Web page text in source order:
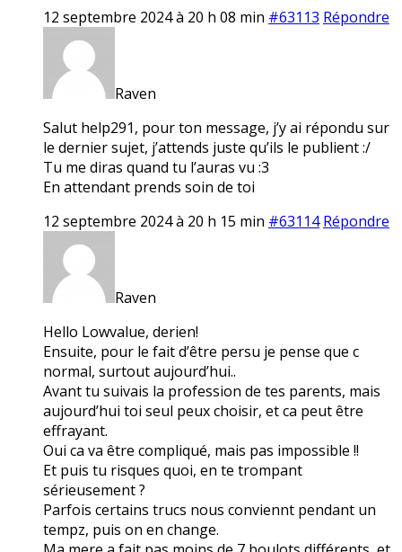
12 septembre 2024 à 20 h 08 min #63113 Répondre
Raven
Salut help291, pour ton message, j’y ai répondu sur
le dernier sujet, j’attends juste qu’ils le publient :/
Tu me diras quand tu l’auras vu :3
En attendant prends soin de toi
12 septembre 2024 à 20 h 15 min #63114 Répondre
Raven
Hello Lowvalue, derien!
Ensuite, pour le fait d’être persu je pense que c
normal, surtout aujourd’hui..
Avant tu suivais la profession de tes parents, mais
aujourd’hui toi seul peux choisir, et ca peut être
effrayant.
Oui ca va être compliqué, mais pas impossible !!
Et puis tu risques quoi, en te trompant
sérieusement ?
Parfois certains trucs nous conviennt pendant un
tempz, puis on en change.